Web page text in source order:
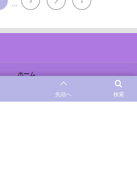
...
ホーム
検索
先頭へ